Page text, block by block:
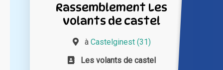
Rassemblement Les
volants de castel
à Castelginest (31)
Les volants de castel